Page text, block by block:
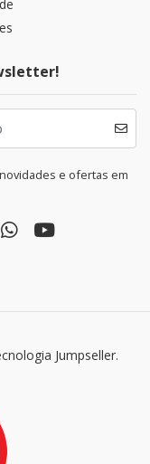
e ofertas em
Jumpseller.